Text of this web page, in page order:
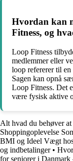
Hvordan kan
Fitness, og
Loop Fitness
medlemmer eller
loop refererer til
Sagen kan opnå
Loop Fitness. Det
være fysisk aktive
Alt hvad du behøver
Shoppingoplevelse
BMI og Ideel Vægt
og indbetalinger•
for seniorer i